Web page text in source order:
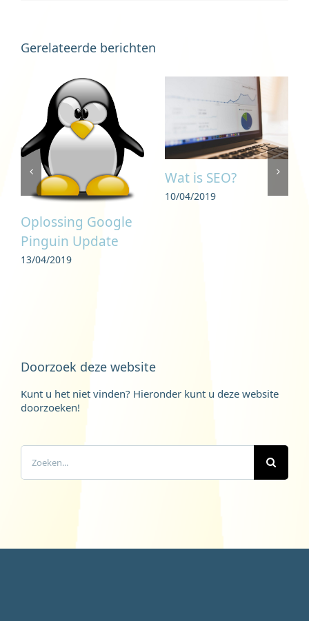
Gerelateerde berichten
Oplossing Google
Pinguin Update
13/04/2019
Wat is SEO?
10/04/2019
Doorzoek deze website
Kunt u het niet vinden? Hieronder kunt u deze website
doorzoeken!
Zoeken
naar: